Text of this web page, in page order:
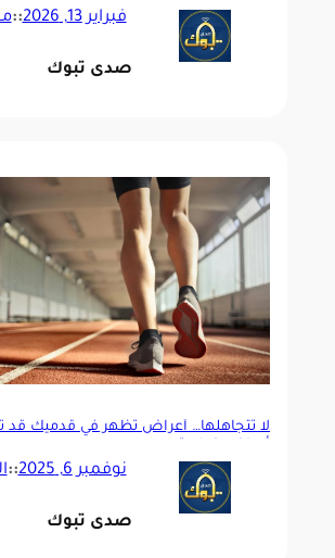
فبراير 13, 2026 ::
صدى تبوك
لا تتجاهلها… أعراض تظهر في قدميك قد
نوفمبر 6, 2025 ::
صدى تبوك